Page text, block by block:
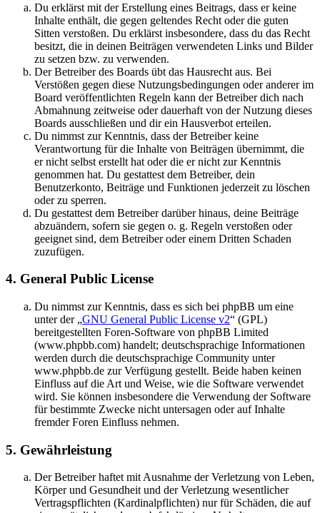
Du erklärst mit der Erstellung eines Beitrags, dass er keine
Inhalte enthält, die gegen geltendes Recht oder die guten
Sitten verstoßen. Du erklärst insbesondere, dass du das Recht
besitzt, die in deinen Beiträgen verwendeten Links und Bilder
zu setzen bzw. zu verwenden.
Der Betreiber des Boards übt das Hausrecht aus. Bei
Verstößen gegen diese Nutzungsbedingungen oder anderer im
Board veröffentlichten Regeln kann der Betreiber dich nach
Abmahnung zeitweise oder dauerhaft von der Nutzung dieses
Boards ausschließen und dir ein Hausverbot erteilen.
Du nimmst zur Kenntnis, dass der Betreiber keine
Verantwortung für die Inhalte von Beiträgen übernimmt, die
er nicht selbst erstellt hat oder die er nicht zur Kenntnis
genommen hat. Du gestattest dem Betreiber, dein
Benutzerkonto, Beiträge und Funktionen jederzeit zu löschen
oder zu sperren.
Du gestattest dem Betreiber darüber hinaus, deine Beiträge
abzuändern, sofern sie gegen o. g. Regeln verstoßen oder
geeignet sind, dem Betreiber oder einem Dritten Schaden
zuzufügen.
4. General Public License
Du nimmst zur Kenntnis, dass es sich bei phpBB um eine
unter der „GNU General Public License v2“ (GPL)
bereitgestellten Foren-Software von phpBB Limited
(www.phpbb.com) handelt; deutschsprachige Informationen
werden durch die deutschsprachige Community unter
www.phpbb.de zur Verfügung gestellt. Beide haben keinen
Einfluss auf die Art und Weise, wie die Software verwendet
wird. Sie können insbesondere die Verwendung der Software
für bestimmte Zwecke nicht untersagen oder auf Inhalte
fremder Foren Einfluss nehmen.
5. Gewährleistung
Der Betreiber haftet mit Ausnahme der Verletzung von Leben,
Körper und Gesundheit und der Verletzung wesentlicher
Vertragspflichten (Kardinalpflichten) nur für Schäden, die auf